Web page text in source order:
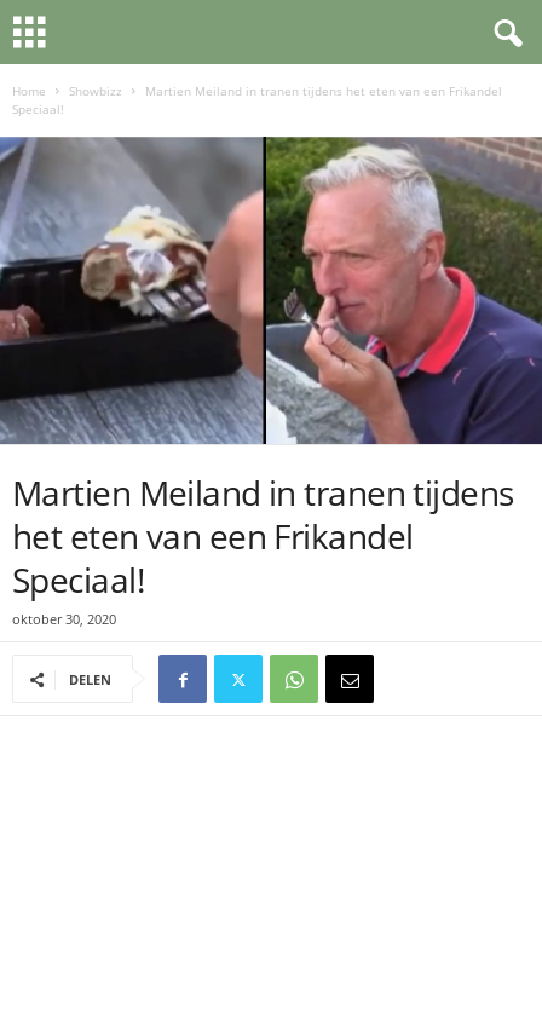
Home Showbizz
Martien Meiland in tranen tijdens het eten van een Frikandel
Speciaal!
Martien Meiland in tranen tijdens
het eten van een Frikandel
Speciaal!
oktober 30, 2020
DELEN